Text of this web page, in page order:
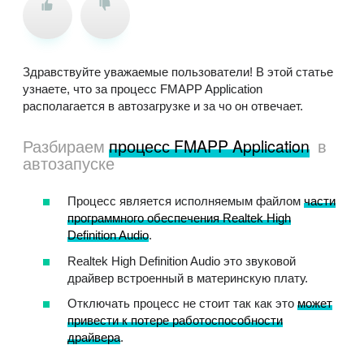
Здравствуйте уважаемые пользователи! В этой статье
узнаете, что за процесс FMAPP Application
располагается в автозагрузке и за чо он отвечает.
Разбираем процесс FMAPP Application в
автозапуске
Процесс является исполняемым файлом части
программного обеспечения Realtek High
Definition Audio.
Realtek High Definition Audio это звуковой
драйвер встроенный в материнскую плату.
Отключать процесс не стоит так как это может
привести к потере работоспособности
драйвера.